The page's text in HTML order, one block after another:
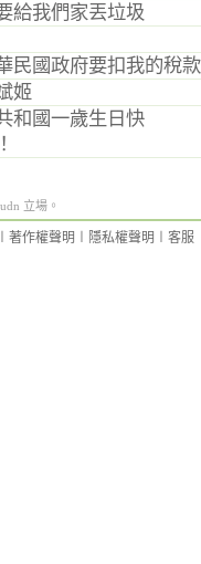
給我們家丟垃圾
民國政府要扣我的稅款
姬
和國一歲生日快
立場。
著作權聲明 隱私權聲明 客服